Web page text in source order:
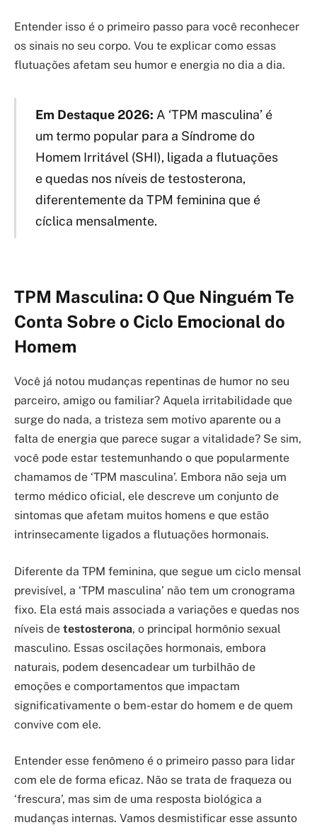
Entender isso é o primeiro passo para você reconhecer
os sinais no seu corpo. Vou te explicar como essas
flutuações afetam seu humor e energia no dia a dia.
Em Destaque 2026: A ‘TPM masculina’ é
um termo popular para a Síndrome do
Homem Irritável (SHI), ligada a flutuações
e quedas nos níveis de testosterona,
diferentemente da TPM feminina que é
cíclica mensalmente.
TPM Masculina: O Que Ninguém Te
Conta Sobre o Ciclo Emocional do
Homem
Você já notou mudanças repentinas de humor no seu
parceiro, amigo ou familiar? Aquela irritabilidade que
surge do nada, a tristeza sem motivo aparente ou a
falta de energia que parece sugar a vitalidade? Se sim,
você pode estar testemunhando o que popularmente
chamamos de ‘TPM masculina’. Embora não seja um
termo médico oficial, ele descreve um conjunto de
sintomas que afetam muitos homens e que estão
intrinsecamente ligados a flutuações hormonais.
Diferente da TPM feminina, que segue um ciclo mensal
previsível, a ‘TPM masculina’ não tem um cronograma
fixo. Ela está mais associada a variações e quedas nos
níveis de testosterona, o principal hormônio sexual
masculino. Essas oscilações hormonais, embora
naturais, podem desencadear um turbilhão de
emoções e comportamentos que impactam
significativamente o bem-estar do homem e de quem
convive com ele.
Entender esse fenômeno é o primeiro passo para lidar
com ele de forma eficaz. Não se trata de fraqueza ou
‘frescura’, mas sim de uma resposta biológica a
mudanças internas. Vamos desmistificar esse assunto